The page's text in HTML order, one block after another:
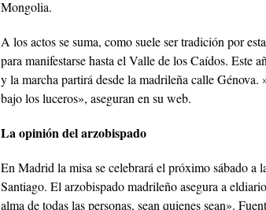
Mongolia.
A los actos se suma, como suele ser tradición por
para manifestarse hasta el Valle de los Caídos. Este
y la marcha partirá desde la madrileña calle
bajo los luceros», aseguran en su web.
La opinión del arzobispado
En Madrid la misa se celebrará el próximo sábado a
Santiago. El arzobispado madrileño asegura a
alma de todas las personas, sean quienes sean».